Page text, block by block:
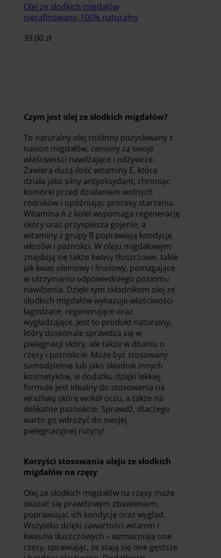
Olej ze słodkich migdałów
nierafinowany, 100% naturalny
39.00 zł
Czym jest olej ze słodkich migdałów?
To naturalny olej roślinny pozyskiwany z
nasion migdałów, ceniony za swoje
właściwości nawilżające i odżywcze.
Zawiera dużą ilość witaminy E, która
działa jako silny antyoksydant, chroniąc
komórki przed działaniem wolnych
rodników i opóźniając procesy starzenia.
Witamina A z kolei wspomaga regenerację
skóry oraz przyspiesza gojenie, a
witaminy z grupy B poprawiają kondycję
włosów i paznokci. W oleju migdałowym
znajdują się także kwasy tłuszczowe, takie
jak kwas oleinowy i linolowy, pomagające
w utrzymaniu odpowiedniego poziomu
nawilżenia. Dzięki tym składnikom olej ze
słodkich migdałów wykazuje właściwości
łagodzące, regenerujące oraz
wygładzające. Jest to produkt naturalny,
który doskonale sprawdza się w
pielęgnacji skóry, ale także w dbaniu o
rzęsy i paznokcie. Może być stosowany
samodzielnie lub jako składnik innych
kosmetyków, w dodatku dzięki lekkiej
formule jest idealny do stosowania na
wrażliwą skórę wokół oczu, a także na
delikatne paznokcie. Sprawdź, dlaczego
warto go wdrożyć do swojej
pielęgnacyjnej rutyny!
Korzyści stosowania oleju ze słodkich
migdałów na rzęsy
Olej ze słodkich migdałów na rzęsy może
okazać się prawdziwym zbawieniem,
poprawiając ich kondycję oraz wygląd.
Wszystko dzięki zawartości witamin i
kwasów tłuszczowych – wzmacniają one
rzęsy, sprawiając, że stają się one gęstsze